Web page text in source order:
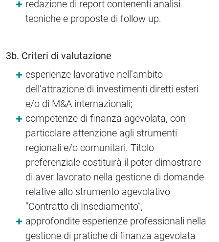
redazione di report contenenti analisi
tecniche e proposte di follow up.
3b. Criteri di valutazione
esperienze lavorative nell’ambito
dell’attrazione di investimenti diretti esteri
e/o di M&A internazionali;
competenze di finanza agevolata, con
particolare attenzione agli strumenti
regionali e/o comunitari. Titolo
preferenziale costituirà il poter dimostrare
di aver lavorato nella gestione di domande
relative allo strumento agevolativo
“Contratto di Insediamento”;
approfondite esperienze professionali nella
gestione di pratiche di finanza agevolata